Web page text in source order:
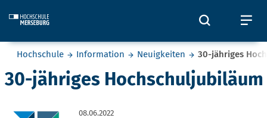
Öffnet
Sie befinden sich hier:
Hochschule Information Neuigkeiten 30-jähriges
30-jähriges Hochschuljubiläum
08.06.2022